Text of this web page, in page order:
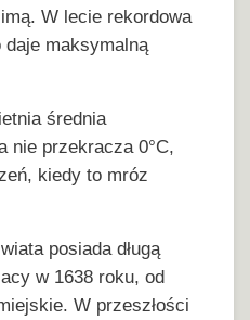
W lecie rekordowa
daje maksymalną
średnia
nie przekracza 0°C,
kiedy to mróz
posiada długą
w 1638 roku, od
W przeszłości